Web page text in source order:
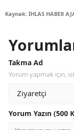
Kaynak: İHLAS HABER
Takma Ad
Yorum yapmak için,
Yorum Yazın (500